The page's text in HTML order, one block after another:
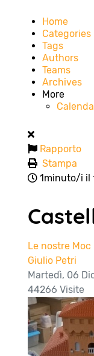
Home
Categories
Tags
Authors
Teams
Archives
More
Rapporto
Stampa
1minuto/i il
Le nostre Moc
Giulio Petri
Martedì, 06
44266 Visite